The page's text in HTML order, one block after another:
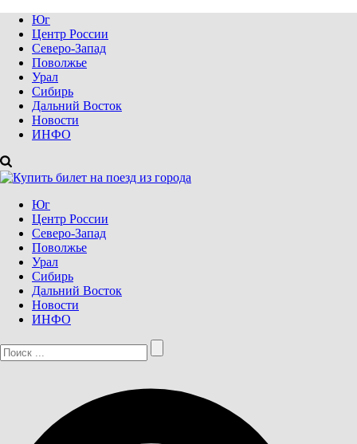
Юг
Центр России
Северо-Запад
Поволжье
Урал
Сибирь
Дальний Восток
Новости
ИНФО
Юг
Центр России
Северо-Запад
Поволжье
Урал
Сибирь
Дальний Восток
Новости
ИНФО